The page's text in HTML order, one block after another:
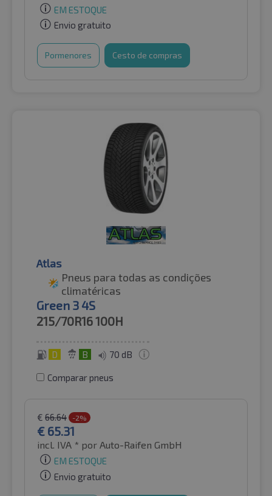
EM ESTOQUE
Envio gratuito
Pormenores Cesto de compras
Atlas
Pneus para todas as condições
climatéricas
Green 3 4S
215/70R16100H
D B 70 dB
Comparar pneus
€ 66.64 -2%
€ 65.31
incl. IVA * por Auto-Raifen GmbH
EM ESTOQUE
Envio gratuito